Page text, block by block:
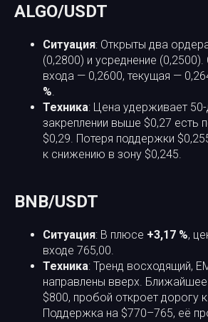
ALGO/USDT
Ситуация: Открыты два
(0,2800) и усреднение (0,2500).
входа — 0,2600, текущая —
%
Техника: Цена удерживает
закреплении выше $0,27 есть
$0,29. Потеря поддержки
к снижению в зону $0,245.
BNB/USDT
Ситуация: В плюсе +3,17 %,
входе 765,00.
Техника: Тренд восходящий,
направлены вверх.
$800, пробой откроет дорогу
Поддержка на $770–765, её